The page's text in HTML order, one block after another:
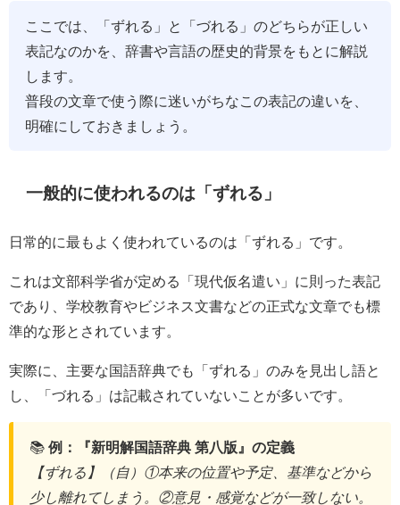
ここでは、「ずれる」と「づれる」のどちらが正しい
表記なのかを、辞書や言語の歴史的背景をもとに解説
します。
普段の文章で使う際に迷いがちなこの表記の違いを、
明確にしておきましょう。
一般的に使われるのは「ずれる」
日常的に最もよく使われているのは「ずれる」です。
これは文部科学省が定める「現代仮名遣い」に則った表記
であり、学校教育やビジネス文書などの正式な文章でも標
準的な形とされています。
実際に、主要な国語辞典でも「ずれる」のみを見出し語と
し、「づれる」は記載されていないことが多いです。
📚 例：『新明解国語辞典 第八版』の定義
【ずれる】（自）①本来の位置や予定、基準などから
少し離れてしまう。②意見・感覚などが一致しない。